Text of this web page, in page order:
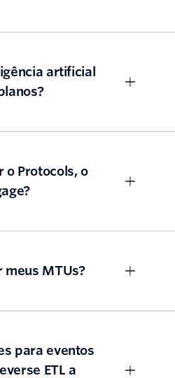
artificial
o Protocols, o
meus MTUs?
para eventos
ETL a